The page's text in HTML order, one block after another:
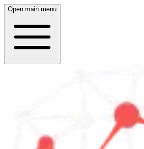
Open main menu